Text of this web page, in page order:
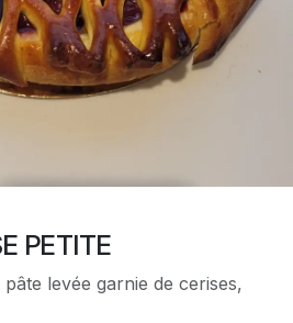
PETITE
levée garnie de cerises,